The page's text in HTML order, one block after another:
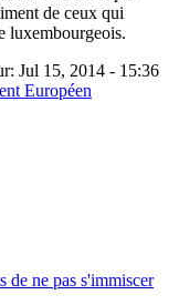
de ceux qui
luxembourgeois.
Jul 15, 2014 - 15:36
Européen
ne pas s'immiscer